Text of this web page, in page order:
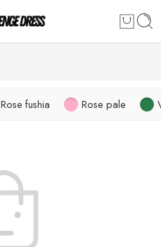
Rose fushia Rose pale